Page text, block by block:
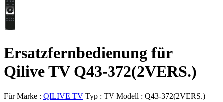
Ersatzfernbedienung für
Qilive TV Q43-372(2VERS.)
Für Marke : QILIVE TV Typ : TV Modell : Q43-372(2VERS.)